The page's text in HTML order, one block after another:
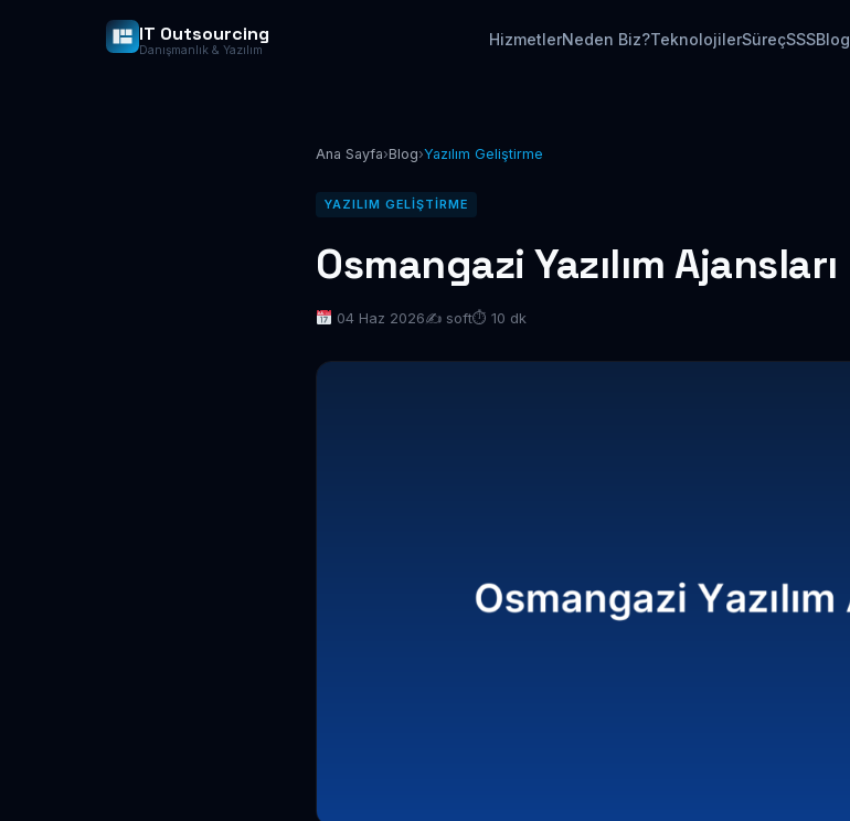
IT Outsourcing
Danışmanlık & Yazılım
HizmetlerNeden Biz?TeknolojilerSüreçSSSBlog
Ana Sayfa›Blog›Yazılım Geliştirme
YAZILIM GELIŞTIRME
Osmangazi Yazılım Ajansları
04 Haz 2026✍️ soft⏱ 10 dk